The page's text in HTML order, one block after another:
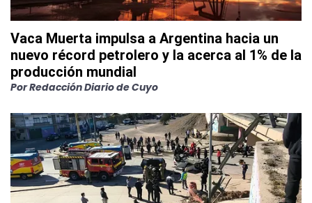
Vaca Muerta impulsa a Argentina hacia un
nuevo récord petrolero y la acerca al 1% de la
producción mundial
PorRedacción Diario de Cuyo